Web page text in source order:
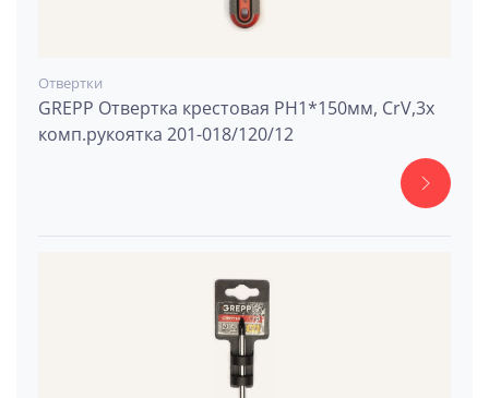
Отвертки
GREPP Отвертка крестовая PH1*150мм, CrV,3х
комп.рукоятка 201-018/120/12